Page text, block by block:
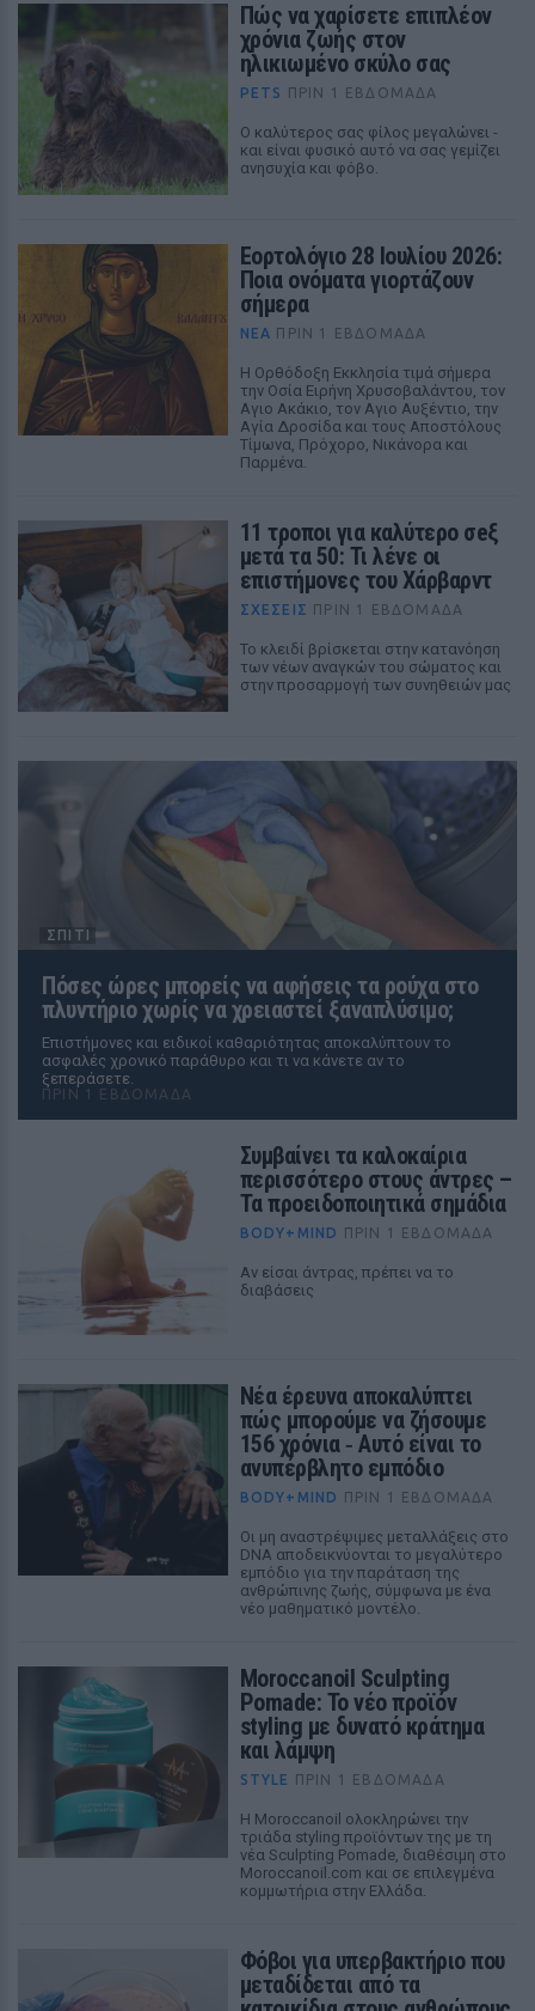
Πώς να χαρίσετε επιπλέον
χρόνια ζωής στον
ηλικιωμένο σκύλο σας
PETS ΠΡΙΝ 1 ΕΒΔΟΜΆΔΑ
Ο καλύτερος σας φίλος μεγαλώνει -
και είναι φυσικό αυτό να σας γεμίζει
ανησυχία και φόβο.
Εορτολόγιο 28 Ιουλίου 2026:
Ποια ονόματα γιορτάζουν
σήμερα
ΝΈΑ ΠΡΙΝ 1 ΕΒΔΟΜΆΔΑ
Η Ορθόδοξη Εκκλησία τιμά σήμερα
την Οσία Ειρήνη Χρυσοβαλάντου, τον
Αγιο Ακάκιο, τον Αγιο Αυξέντιο, την
Αγία Δροσίδα και τους Αποστόλους
Τίμωνα, Πρόχορο, Νικάνορα και
Παρμένα.
11 τροποι για καλύτερο σeξ
μετά τα 50: Τι λένε οι
επιστήμονες του Χάρβαρντ
ΣΧΕΣΕΙΣ ΠΡΙΝ 1 ΕΒΔΟΜΆΔΑ
Το κλειδί βρίσκεται στην κατανόηση
των νέων αναγκών του σώματος και
στην προσαρμογή των συνηθειών μας
ΣΠΙΤΙ
Πόσες ώρες μπορείς να αφήσεις τα ρούχα στο
πλυντήριο χωρίς να χρειαστεί ξαναπλύσιμο;
Επιστήμονες και ειδικοί καθαριότητας αποκαλύπτουν το
ασφαλές χρονικό παράθυρο και τι να κάνετε αν το
ξεπεράσετε.
ΠΡΙΝ 1 ΕΒΔΟΜΆΔΑ
Συμβαίνει τα καλοκαίρια
περισσότερο στους άντρες –
Τα προειδοποιητικά σημάδια
BODY+MIND ΠΡΙΝ 1 ΕΒΔΟΜΆΔΑ
Αν είσαι άντρας, πρέπει να το
διαβάσεις
Νέα έρευνα αποκαλύπτει
πώς μπορούμε να ζήσουμε
156 χρόνια ‑ Αυτό είναι το
ανυπέρβλητο εμπόδιο
BODY+MIND ΠΡΙΝ 1 ΕΒΔΟΜΆΔΑ
Οι μη αναστρέψιμες μεταλλάξεις στο
DNA αποδεικνύονται το μεγαλύτερο
εμπόδιο για την παράταση της
ανθρώπινης ζωής, σύμφωνα με ένα
νέο μαθηματικό μοντέλο.
Moroccanoil Sculpting
Pomade: Το νέο προϊόν
styling με δυνατό κράτημα
και λάμψη
STYLE ΠΡΙΝ 1 ΕΒΔΟΜΆΔΑ
Η Moroccanoil ολοκληρώνει την
τριάδα styling προϊόντων της με τη
νέα Sculpting Pomade, διαθέσιμη στο
Moroccanoil.com και σε επιλεγμένα
κομμωτήρια στην Ελλάδα.
Φόβοι για υπερβακτήριο που
μεταδίδεται από τα